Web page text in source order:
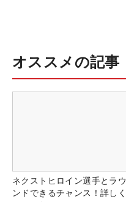
オススメの記事
ネクストヒロイン選手とラウ
ンドできるチャンス！詳しく